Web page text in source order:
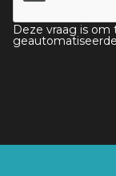
Deze vraag is